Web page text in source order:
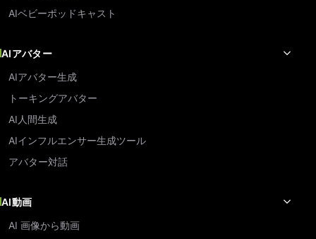
AIベビーポッドキャスト
AIアバター
AIアバター生成
トーキングアバター
AI人間生成
AIインフルエンサー生成ツール
アバター対話
AI動画
AI 画像から動画